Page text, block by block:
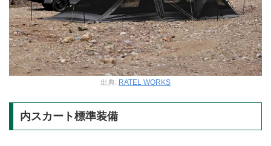
出典: RATEL WORKS
内スカート標準装備